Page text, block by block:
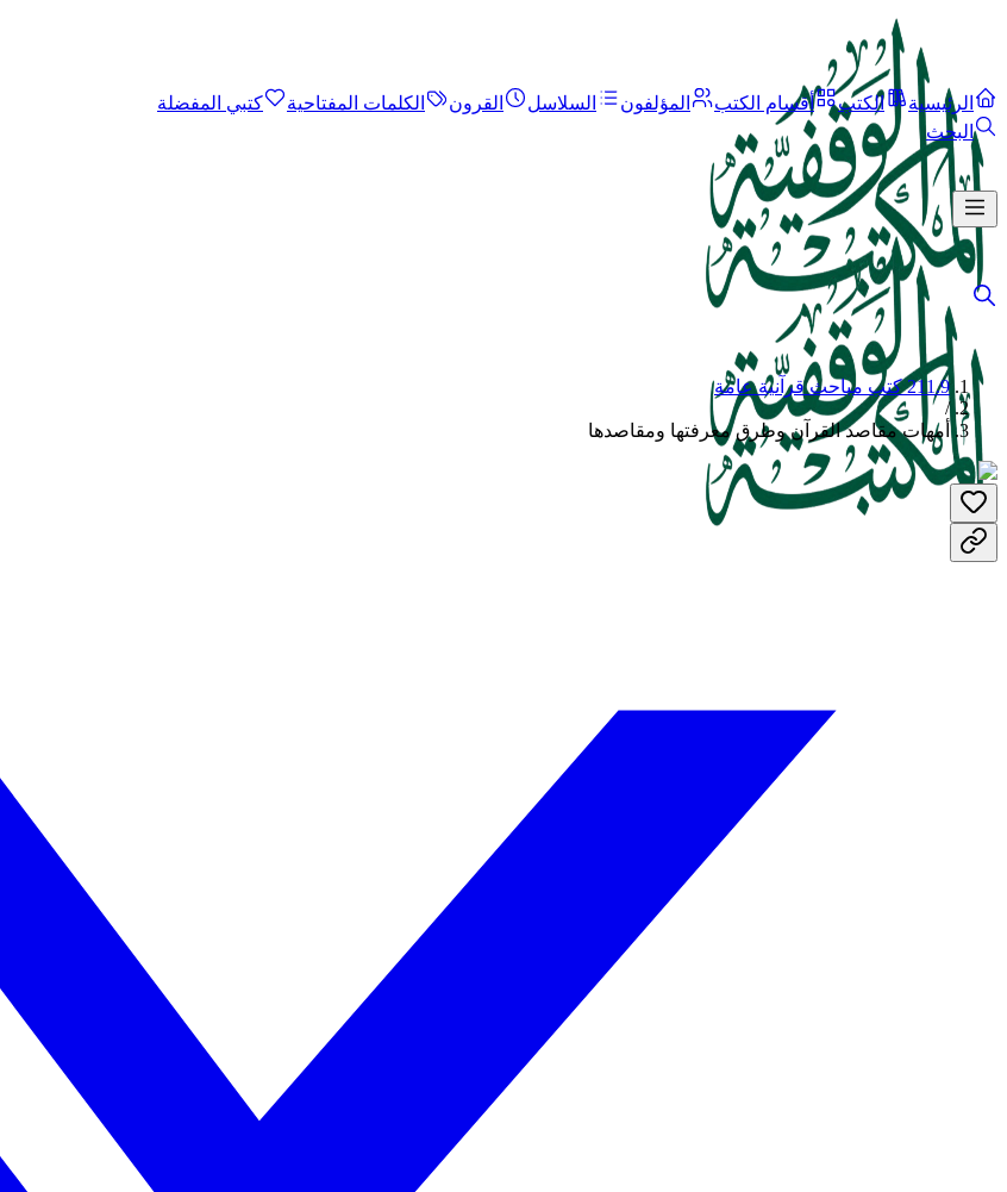
الرئيسية الكتب أقسام الكتب المؤلفون السلاسل القرون الكلمات المفتاحية
كتبي المفضلة
البحث
211.9 كتب مباحث قرآنية عامة
/
أمهات مقاصد القرآن وطرق معرفتها ومقاصدها